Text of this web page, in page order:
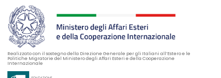
Realizzato con il sostegno della Direzione Generale per gli Italiani all’Estero e le
Politiche Migratorie del Ministero degli Affari Esteri e della Cooperazione
Internazionale